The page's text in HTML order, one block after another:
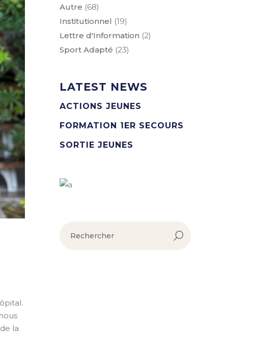
la
Autre (68)
Institutionnel (19)
Lettre d'Information (2)
Sport Adapté (23)
LATEST NEWS
ACTIONS JEUNES
FORMATION 1ER SECOURS
SORTIE JEUNES